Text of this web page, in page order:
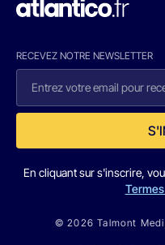
RECEVEZ NOTRE NEWSLETTER
En cliquant sur s'inscrire,
© 2026 Talmont